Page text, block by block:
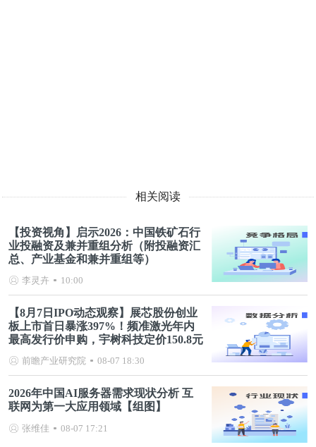
相关阅读
【投资视角】启示2026：中国铁矿石行
业投融资及兼并重组分析（附投融资汇
总、产业基金和兼并重组等）
李灵卉 10:00
【8月7日IPO动态观察】展芯股份创业
板上市首日暴涨397%！频准激光年内
最高发行价申购，宇树科技定价150.8元
前瞻产业研究院 08-07 18:30
2026年中国AI服务器需求现状分析 互
联网为第一大应用领域【组图】
张维佳 08-07 17:21